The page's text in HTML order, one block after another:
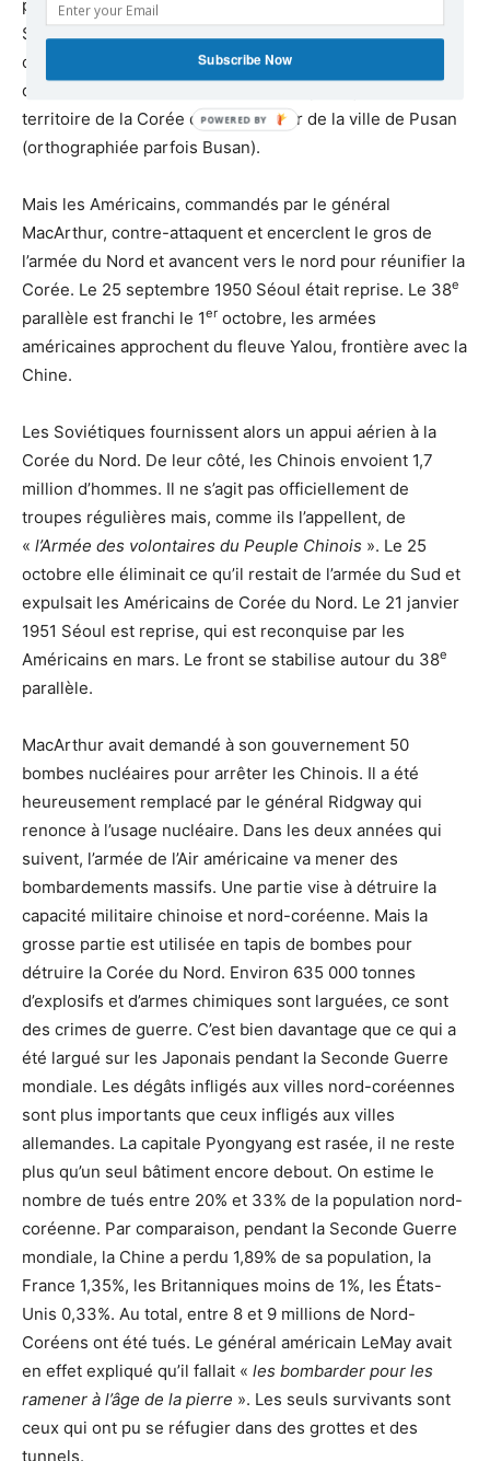
prisonniers,7 disparus
Sud-Vietnam, la Turquie, etc. La plupart des combats,
cependant, étaient menés par l’armée américaine. À la fin
du mois d’août 1950 ils ne contrôlent plus que 1/10
e
territoire de la Corée du Sud, autour de la ville de Pusan
(orthographiée parfois Busan).
Mais les Américains, commandés par le général
MacArthur, contre-attaquent et encerclent le gros de
l’armée du Nord et avancent vers le nord pour réunifier la
Corée. Le 25 septembre 1950 Séoul était reprise. Le 38e
parallèle est franchi le 1er octobre, les armées
américaines approchent du fleuve Yalou, frontière avec la
Chine.
Les Soviétiques fournissent alors un appui aérien à la
Corée du Nord. De leur côté, les Chinois envoient 1,7
million d’hommes. Il ne s’agit pas officiellement de
troupes régulières mais, comme ils l’appellent, de
« l’Armée des volontaires du Peuple Chinois ». Le 25
octobre elle éliminait ce qu’il restait de l’armée du Sud et
expulsait les Américains de Corée du Nord. Le 21 janvier
1951 Séoul est reprise, qui est reconquise par les
Américains en mars. Le front se stabilise autour du 38e
parallèle.
MacArthur avait demandé à son gouvernement 50
bombes nucléaires pour arrêter les Chinois. Il a été
heureusement remplacé par le général Ridgway qui
renonce à l’usage nucléaire. Dans les deux années qui
suivent, l’armée de l’Air américaine va mener des
bombardements massifs. Une partie vise à détruire la
capacité militaire chinoise et nord-coréenne. Mais la
grosse partie est utilisée en tapis de bombes pour
détruire la Corée du Nord. Environ 635 000 tonnes
d’explosifs et d’armes chimiques sont larguées, ce sont
des crimes de guerre. C’est bien davantage que ce qui a
été largué sur les Japonais pendant la Seconde Guerre
mondiale. Les dégâts infligés aux villes nord-coréennes
sont plus importants que ceux infligés aux villes
allemandes. La capitale Pyongyang est rasée, il ne reste
plus qu’un seul bâtiment encore debout. On estime le
nombre de tués entre 20% et 33% de la population nord-
coréenne. Par comparaison, pendant la Seconde Guerre
mondiale, la Chine a perdu 1,89% de sa population, la
France 1,35%, les Britanniques moins de 1%, les États-
Unis 0,33%. Au total, entre 8 et 9 millions de Nord-
Coréens ont été tués. Le général américain LeMay avait
en effet expliqué qu’il fallait « les bombarder pour les
ramener à l’âge de la pierre ». Les seuls survivants sont
ceux qui ont pu se réfugier dans des grottes et des
tunnels.
Subscribe Now